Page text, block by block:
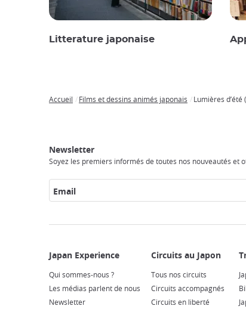
Litterature japonaise
Accueil Films et dessins animés japonais Lumières
Newsletter
Soyez les premiers informés de toutes nos nouveautés et
Email
Experience
Qui sommes-nous ?
Les médias parlent de nous
Newsletter
au
Japon
Tous nos circuits
Circuits accompagnés
Circuits en liberté
Internet
le
Japon